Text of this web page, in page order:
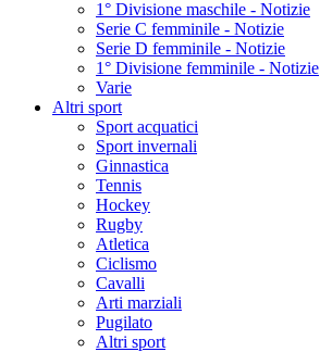
1° Divisione maschile - Notizie
Serie C femminile - Notizie
Serie D femminile - Notizie
1° Divisione femminile - Notizie
Varie
Altri sport
Sport acquatici
Sport invernali
Ginnastica
Tennis
Hockey
Rugby
Atletica
Ciclismo
Cavalli
Arti marziali
Pugilato
Altri sport